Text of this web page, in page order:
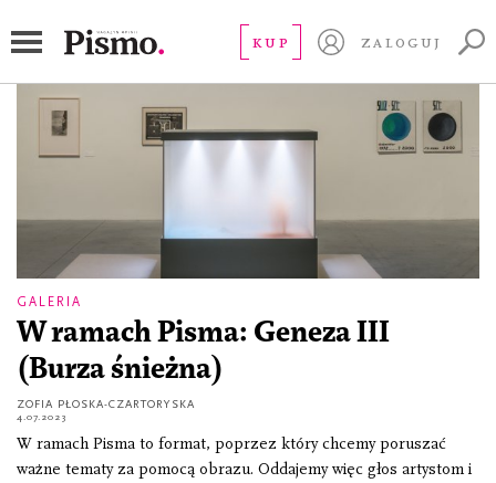
KUP ZALOGUJ
GALERIA
W ramach Pisma: Geneza III
(Burza śnieżna)
ZOFIA PŁOSKA-CZARTORYSKA
4.07.2023
W ramach Pisma to format, poprzez który chcemy poruszać
ważne tematy za pomocą obrazu. Oddajemy więc głos artystom i